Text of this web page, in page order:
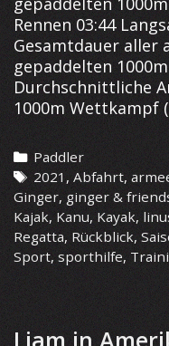
Rennen 03:44
Gesamtdauer aller
gepaddelten
Durchschnittliche
1000m Wettkampf
Categories
Paddler
Tags
2021 ,Abfahrt,
Ginger, ginger &
Kajak, Kanu, Kayak,
Regatta, Rückblick,
Sport, sporthilfe,
Liam in